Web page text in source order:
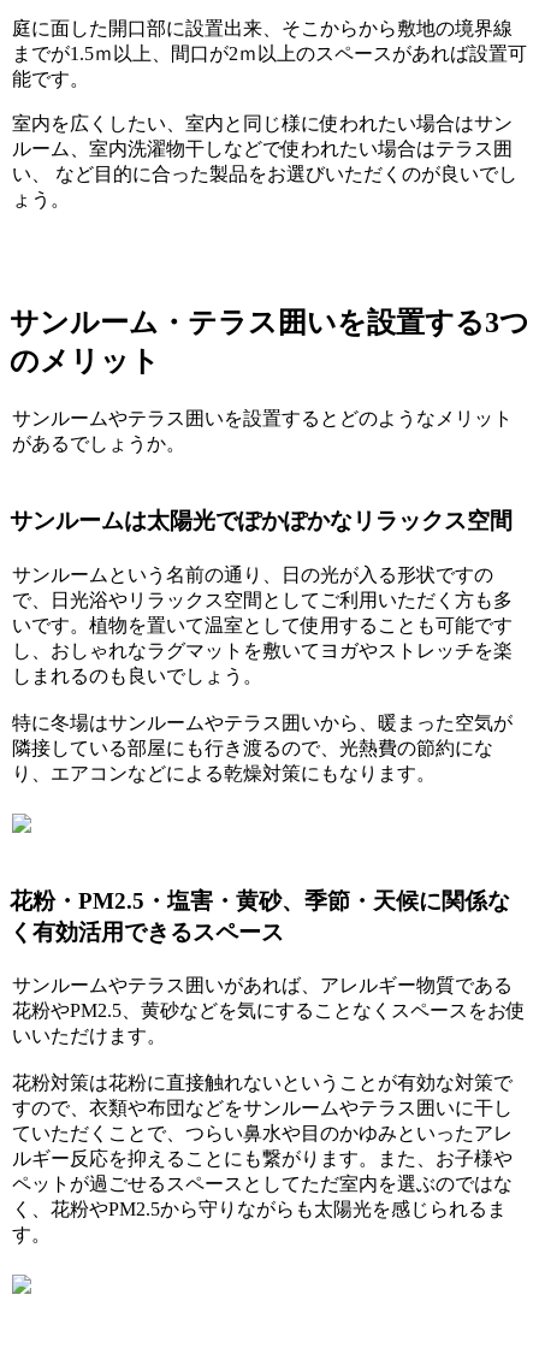
庭に面した開口部に設置出来、そこからから敷地の境界線
までが1.5ｍ以上、間口が2ｍ以上のスペースがあれば設置可
能です。
室内を広くしたい、室内と同じ様に使われたい場合はサン
ルーム、室内洗濯物干しなどで使われたい場合はテラス囲
い、 など目的に合った製品をお選びいただくのが良いでし
ょう。
サンルーム・テラス囲いを設置する3つ
のメリット
サンルームやテラス囲いを設置するとどのようなメリット
があるでしょうか。
サンルームは太陽光でぽかぽかなリラックス空間
サンルームという名前の通り、日の光が入る形状ですの
で、日光浴やリラックス空間としてご利用いただく方も多
いです。植物を置いて温室として使用することも可能です
し、おしゃれなラグマットを敷いてヨガやストレッチを楽
しまれるのも良いでしょう。
特に冬場はサンルームやテラス囲いから、暖まった空気が
隣接している部屋にも行き渡るので、光熱費の節約にな
り、エアコンなどによる乾燥対策にもなります。
花粉・PM2.5・塩害・黄砂、季節・天候に関係な
く有効活用できるスペース
サンルームやテラス囲いがあれば、アレルギー物質である
花粉やPM2.5、黄砂などを気にすることなくスペースをお使
いいただけます。
花粉対策は花粉に直接触れないということが有効な対策で
すので、衣類や布団などをサンルームやテラス囲いに干し
ていただくことで、つらい鼻水や目のかゆみといったアレ
ルギー反応を抑えることにも繋がります。また、お子様や
ペットが過ごせるスペースとしてただ室内を選ぶのではな
く、花粉やPM2.5から守りながらも太陽光を感じられるま
す。